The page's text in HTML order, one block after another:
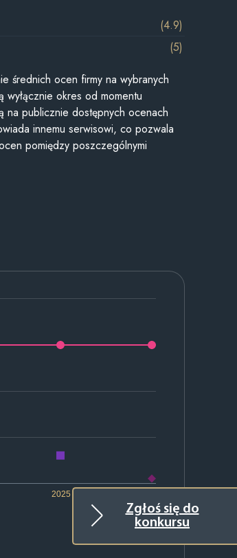
Zgłoś się do
konkursu
(4.9)
(5)
średnich ocen firmy na wybranych
okres od momentu
na publicznie dostępnych ocenach
innemu serwisowi, co pozwala
pomiędzy poszczególnymi
2025